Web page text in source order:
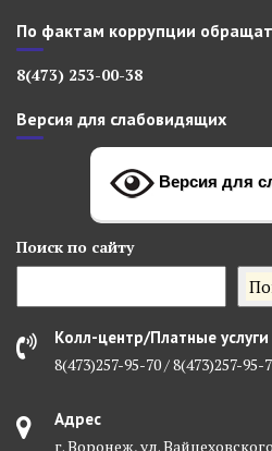
По фактам коррупции
8(473) 253-00-38
Версия для слабовидящих
Версия для
Поиск по сайту
Колл-центр/Платные услуги
8(473)257-95-70 / 8(473)257-95-
Адрес
г. Воронеж, ул.